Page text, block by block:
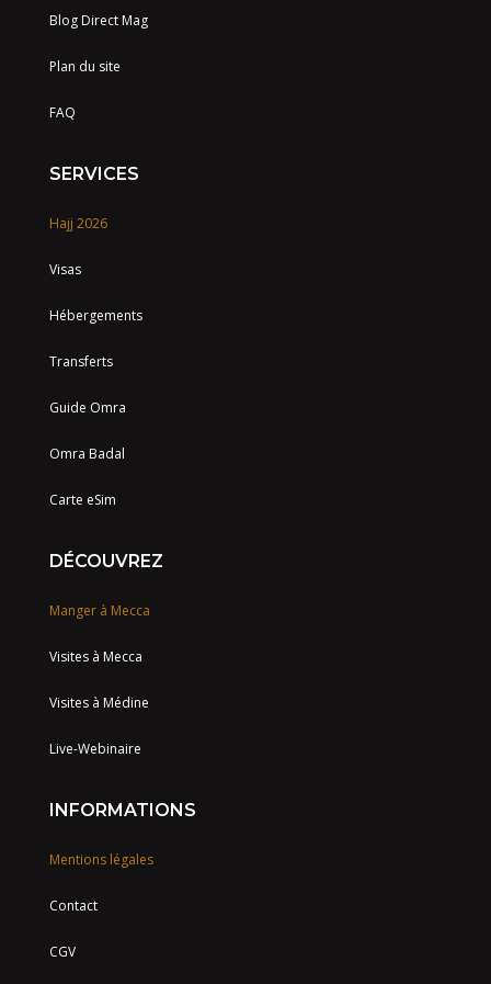
Blog Direct Mag
Plan du site
FAQ
SERVICES
Hajj 2026
Visas
Hébergements
Transferts
Guide Omra
Omra Badal
Carte eSim
DÉCOUVREZ
Manger à Mecca
Visites à Mecca
Visites à Médine
Live-Webinaire
INFORMATIONS
Mentions légales
Contact
CGV